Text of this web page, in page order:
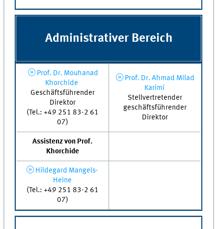
Administrativer Bereich
Prof. Dr. Mouhanad
Khorchide
Geschäftsführender
Direktor
(Tel.: +49 251 83-2 61
07)
Prof. Dr. Ahmad Milad
Karimi
Stellvertretender
geschäftsführender
Direktor
Assistenz von Prof.
Khorchide
Hildegard Mangels-
Heine
(Tel.: +49 251 83-2 61
07)